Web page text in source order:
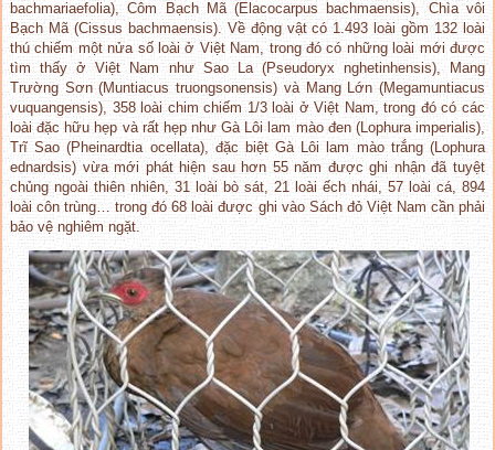
bachmariaefolia), Côm Bạch Mã (Elacocarpus bachmaensis), Chìa vôi
Bạch Mã (Cissus bachmaensis). Về động vật có 1.493 loài gồm 132 loài
thú chiếm một nửa số loài ở Việt Nam, trong đó có những loài mới được
tìm thấy ở Việt Nam như Sao La (Pseudoryx nghetinhensis), Mang
Trường Sơn (Muntiacus truongsonensis) và Mang Lớn (Megamuntiacus
vuquangensis), 358 loài chim chiếm 1/3 loài ở Việt Nam, trong đó có các
loài đặc hữu hẹp và rất hẹp như Gà Lôi lam mào đen (Lophura imperialis),
Trĩ Sao (Pheinardtia ocellata), đặc biệt Gà Lôi lam mào trắng (Lophura
ednardsis) vừa mới phát hiện sau hơn 55 năm được ghi nhận đã tuyệt
chủng ngoài thiên nhiên, 31 loài bò sát, 21 loài ếch nhái, 57 loài cá, 894
loài côn trùng… trong đó 68 loài được ghi vào Sách đỏ Việt Nam cần phải
bảo vệ nghiêm ngặt.